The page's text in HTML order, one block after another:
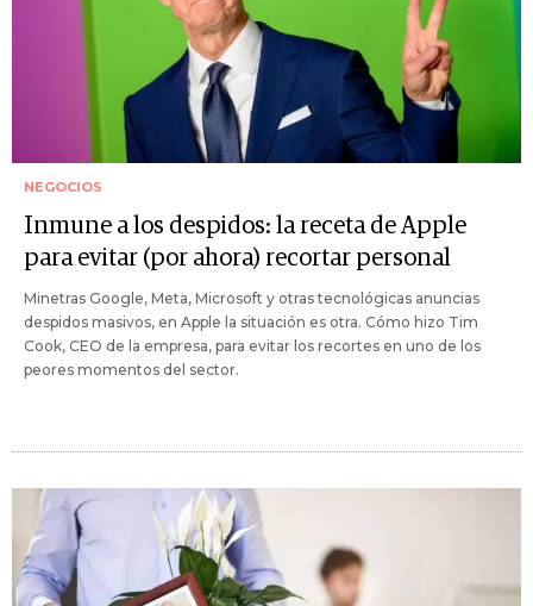
NEGOCIOS
Inmune a los despidos: la receta de Apple
para evitar (por ahora) recortar personal
Minetras Google, Meta, Microsoft y otras tecnológicas anuncias
despidos masivos, en Apple la situación es otra. Cómo hizo Tim
Cook, CEO de la empresa, para evitar los recortes en uno de los
peores momentos del sector.